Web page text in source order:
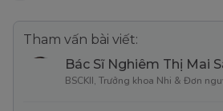
Tham vấn bài viết:
Bác Sĩ Nghiêm Thị Mai
BSCKII, Trưởng khoa Nhi & Đơn